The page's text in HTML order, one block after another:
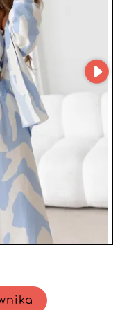
klientów.
Twojego
trendy z